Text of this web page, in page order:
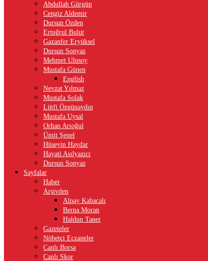
Abdullah Gürgün
Cengiz Aldemir
Dursun Özden
Ertuğrul Bulut
Gazanfer Eryüksel
Dursun Sonyaz
Mehmet Ulusoy
Mustafa Günen
English
Nevzat Yılmaz
Mustafa Solak
Lütfi Özgünaydın
Mustafa Uysal
Orhan Arıoğul
Ümit Şenel
Hüseyin Haydar
Hayati Asılyazıcı
Dursun Sonyaz
Sayfalar
Haber
Arşivden
Alpay Kabacalı
Berna Moran
Haldun Taner
Gazeteler
Nöbetçi Eczaneler
Canlı Borsa
Canlı Skor